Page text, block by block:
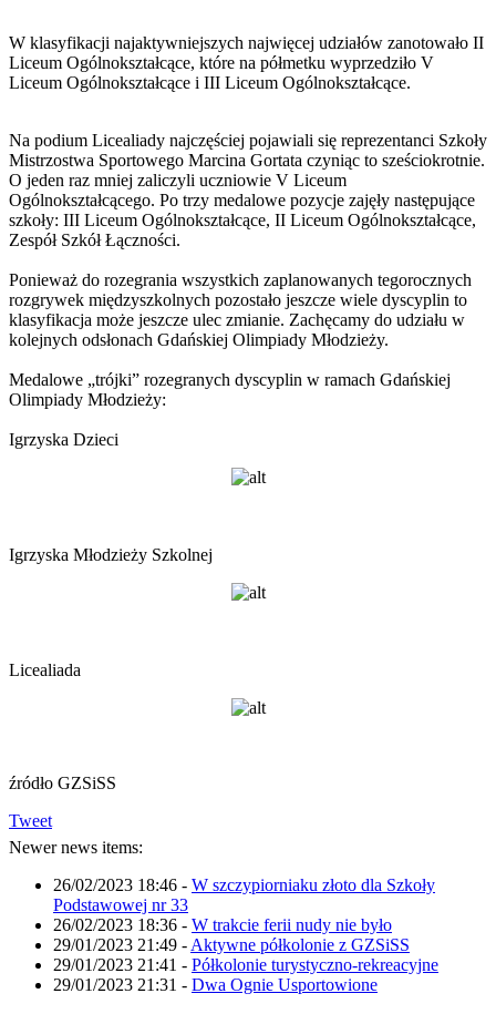
W klasyfikacji najaktywniejszych najwięcej udziałów zanotowało II
Liceum Ogólnokształcące, które na półmetku wyprzedziło V
Liceum Ogólnokształcące i III Liceum Ogólnokształcące.
Na podium Licealiady najczęściej pojawiali się reprezentanci Szkoły
Mistrzostwa Sportowego Marcina Gortata czyniąc to sześciokrotnie.
O jeden raz mniej zaliczyli uczniowie V Liceum
Ogólnokształcącego. Po trzy medalowe pozycje zajęły następujące
szkoły: III Liceum Ogólnokształcące, II Liceum Ogólnokształcące,
Zespół Szkół Łączności.
Ponieważ do rozegrania wszystkich zaplanowanych tegorocznych
rozgrywek międzyszkolnych pozostało jeszcze wiele dyscyplin to
klasyfikacja może jeszcze ulec zmianie. Zachęcamy do udziału w
kolejnych odsłonach Gdańskiej Olimpiady Młodzieży.
Medalowe „trójki” rozegranych dyscyplin w ramach Gdańskiej
Olimpiady Młodzieży:
Igrzyska Dzieci
Igrzyska Młodzieży Szkolnej
Licealiada
źródło GZSiSS
Tweet
Newer news items:
26/02/2023 18:46 - W szczypiorniaku złoto dla Szkoły
Podstawowej nr 33
26/02/2023 18:36 - W trakcie ferii nudy nie było
29/01/2023 21:49 - Aktywne półkolonie z GZSiSS
29/01/2023 21:41 - Półkolonie turystyczno-rekreacyjne
29/01/2023 21:31 - Dwa Ognie Usportowione